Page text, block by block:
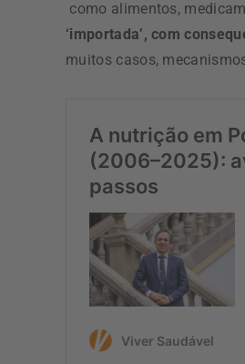
como alimentos,
‘importada’, com
muitos casos,